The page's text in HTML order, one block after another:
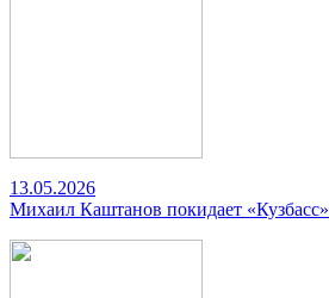
13.05.2026
Михаил Каштанов покидает «Кузбасс»